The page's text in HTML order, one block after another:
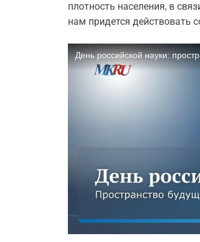
плотность населения, в
нам придется действовать